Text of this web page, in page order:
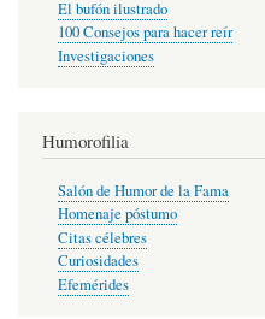
El bufón ilustrado
100 Consejos para hacer reír
Investigaciones
Humorofilia
Salón de Humor de la Fama
Homenaje póstumo
Citas célebres
Curiosidades
Efemérides